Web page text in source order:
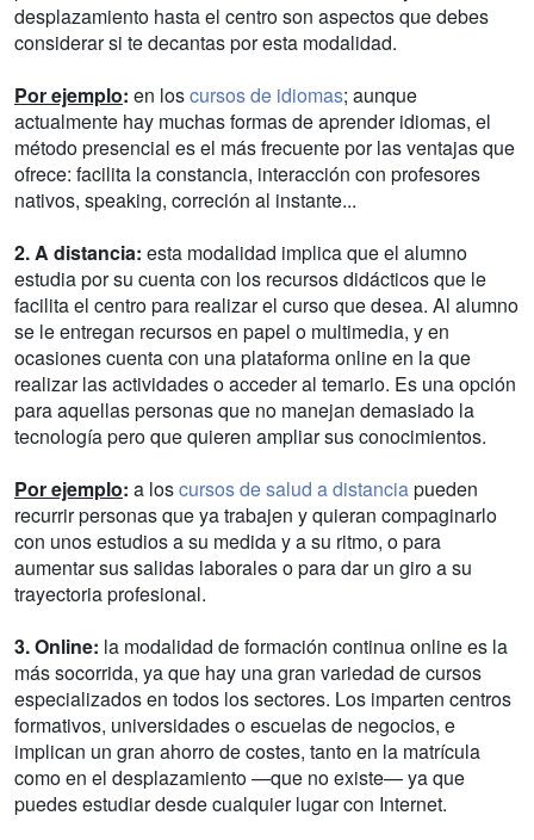
desplazamiento hasta el centro son aspectos que debes
considerar si te decantas por esta modalidad.
Por ejemplo: en loscursos de idiomas; aunque
actualmente hay muchas formas de aprender idiomas, el
método presencial es el más frecuente por las ventajas que
ofrece: facilita la constancia, interacción con profesores
nativos, speaking, correción al instante...
2. A distancia: esta modalidad implica que el alumno
estudia por su cuenta con los recursos didácticos que le
facilita el centro para realizar el curso que desea. Al alumno
se le entregan recursos en papel o multimedia, y en
ocasiones cuenta con una plataforma online en la que
realizar las actividades o acceder al temario. Es una opción
para aquellas personas que no manejan demasiado la
tecnología pero que quieren ampliar sus conocimientos.
Por ejemplo: a loscursos de salud a distanciapueden
recurrir personas que ya trabajen y quieran compaginarlo
con unos estudios a su medida y a su ritmo, o para
aumentar sus salidas laborales o para dar un giro a su
trayectoria profesional.
3. Online: la modalidad de formación continua online es la
más socorrida, ya que hay una gran variedad de cursos
especializados en todos los sectores. Los imparten centros
formativos, universidades o escuelas de negocios, e
implican un gran ahorro de costes, tanto en la matrícula
como en el desplazamiento —que no existe— ya que
puedes estudiar desde cualquier lugar con Internet.